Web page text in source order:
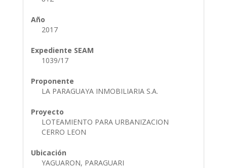
Año
2017
Expediente SEAM
1039/17
Proponente
LA PARAGUAYA INMOBILIARIA S.A.
Proyecto
LOTEAMIENTO PARA URBANIZACION
CERRO LEON
Ubicación
YAGUARON, PARAGUARI